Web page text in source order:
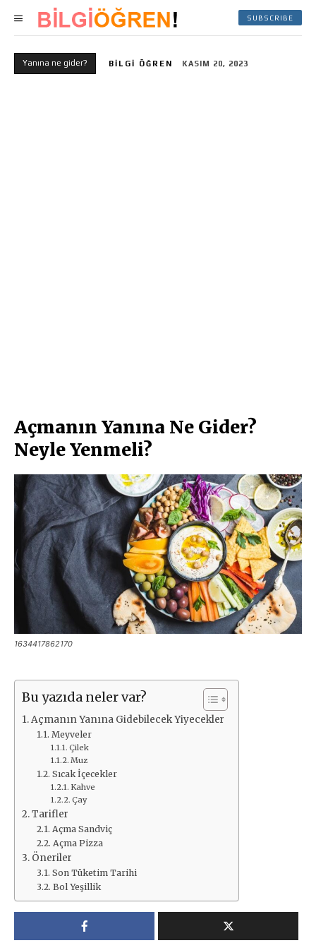
SUBSCRIBE
Yanına ne gider? BILGI ÖĞREN KASIM 20, 2023
Açmanın Yanına Ne Gider?
Neyle Yenmeli?
1634417862170
Bu yazıda neler var?
Açmanın Yanına Gidebilecek Yiyecekler
Meyveler
Çilek
Muz
Sıcak İçecekler
Kahve
Çay
Tarifler
Açma Sandviç
Açma Pizza
Öneriler
Son Tüketim Tarihi
Bol Yeşillik